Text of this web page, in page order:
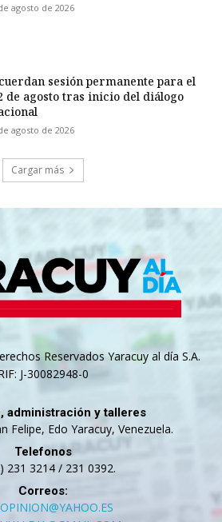
agosto de 2026
sesión permanente para el
de agosto tras inicio del diálogo
agosto de 2026
Cargar más
Reservados Yaracuy al día S.A.
J-30082948-0
administración y talleres
Felipe, Edo Yaracuy, Venezuela.
Telefonos
231 3214 / 231 0392.
Correos: